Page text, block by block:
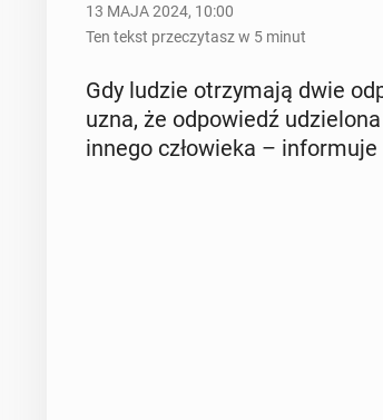
13 MAJA 2024, 10:00
Ten tekst przeczytasz w 5 minut
Gdy ludzie otrzy­ma­ją dwie
uzna, że od­po­wiedź
innego czło­wie­ka –